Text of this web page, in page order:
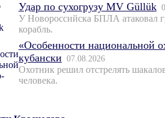
Удар по сухогрузу MV Güllük
У Новороссийска БПЛА атаковал
корабль.
«Особенности национальной
кубански 07.08.2026
Охотник решил отстрелять
человека.